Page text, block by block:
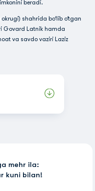
beradi.
shahrida bo‘lib o‘tgan
Govard Latnik hamda
va savdo vaziri Laziz
mehr ila:
kuni bilan!